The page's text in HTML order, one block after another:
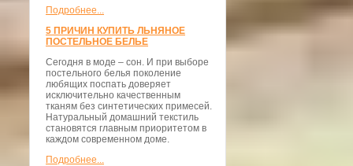
Подробнее...
5 ПРИЧИН КУПИТЬ ЛЬНЯНОЕ
ПОСТЕЛЬНОЕ БЕЛЬЕ
Сегодня в моде – сон. И при выборе
постельного белья поколение
любящих поспать доверяет
исключительно качественным
тканям без синтетических примесей.
Натуральный домашний текстиль
становятся главным приоритетом в
каждом современном доме.
Подробнее...